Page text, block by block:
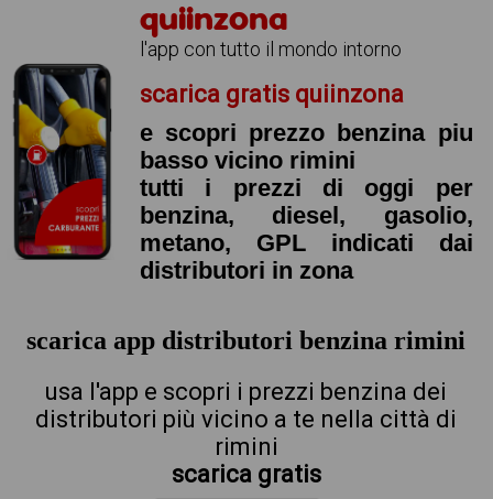
quiinzona
l'app con tutto il mondo intorno
scarica gratis quiinzona
e scopri prezzo benzina piu
basso vicino rimini
tutti i prezzi di oggi per
benzina, diesel, gasolio,
metano, GPL indicati dai
distributori in zona
scarica app distributori benzina rimini
usa l'app e scopri i prezzi benzina dei
distributori più vicino a te nella città di
rimini
scarica gratis